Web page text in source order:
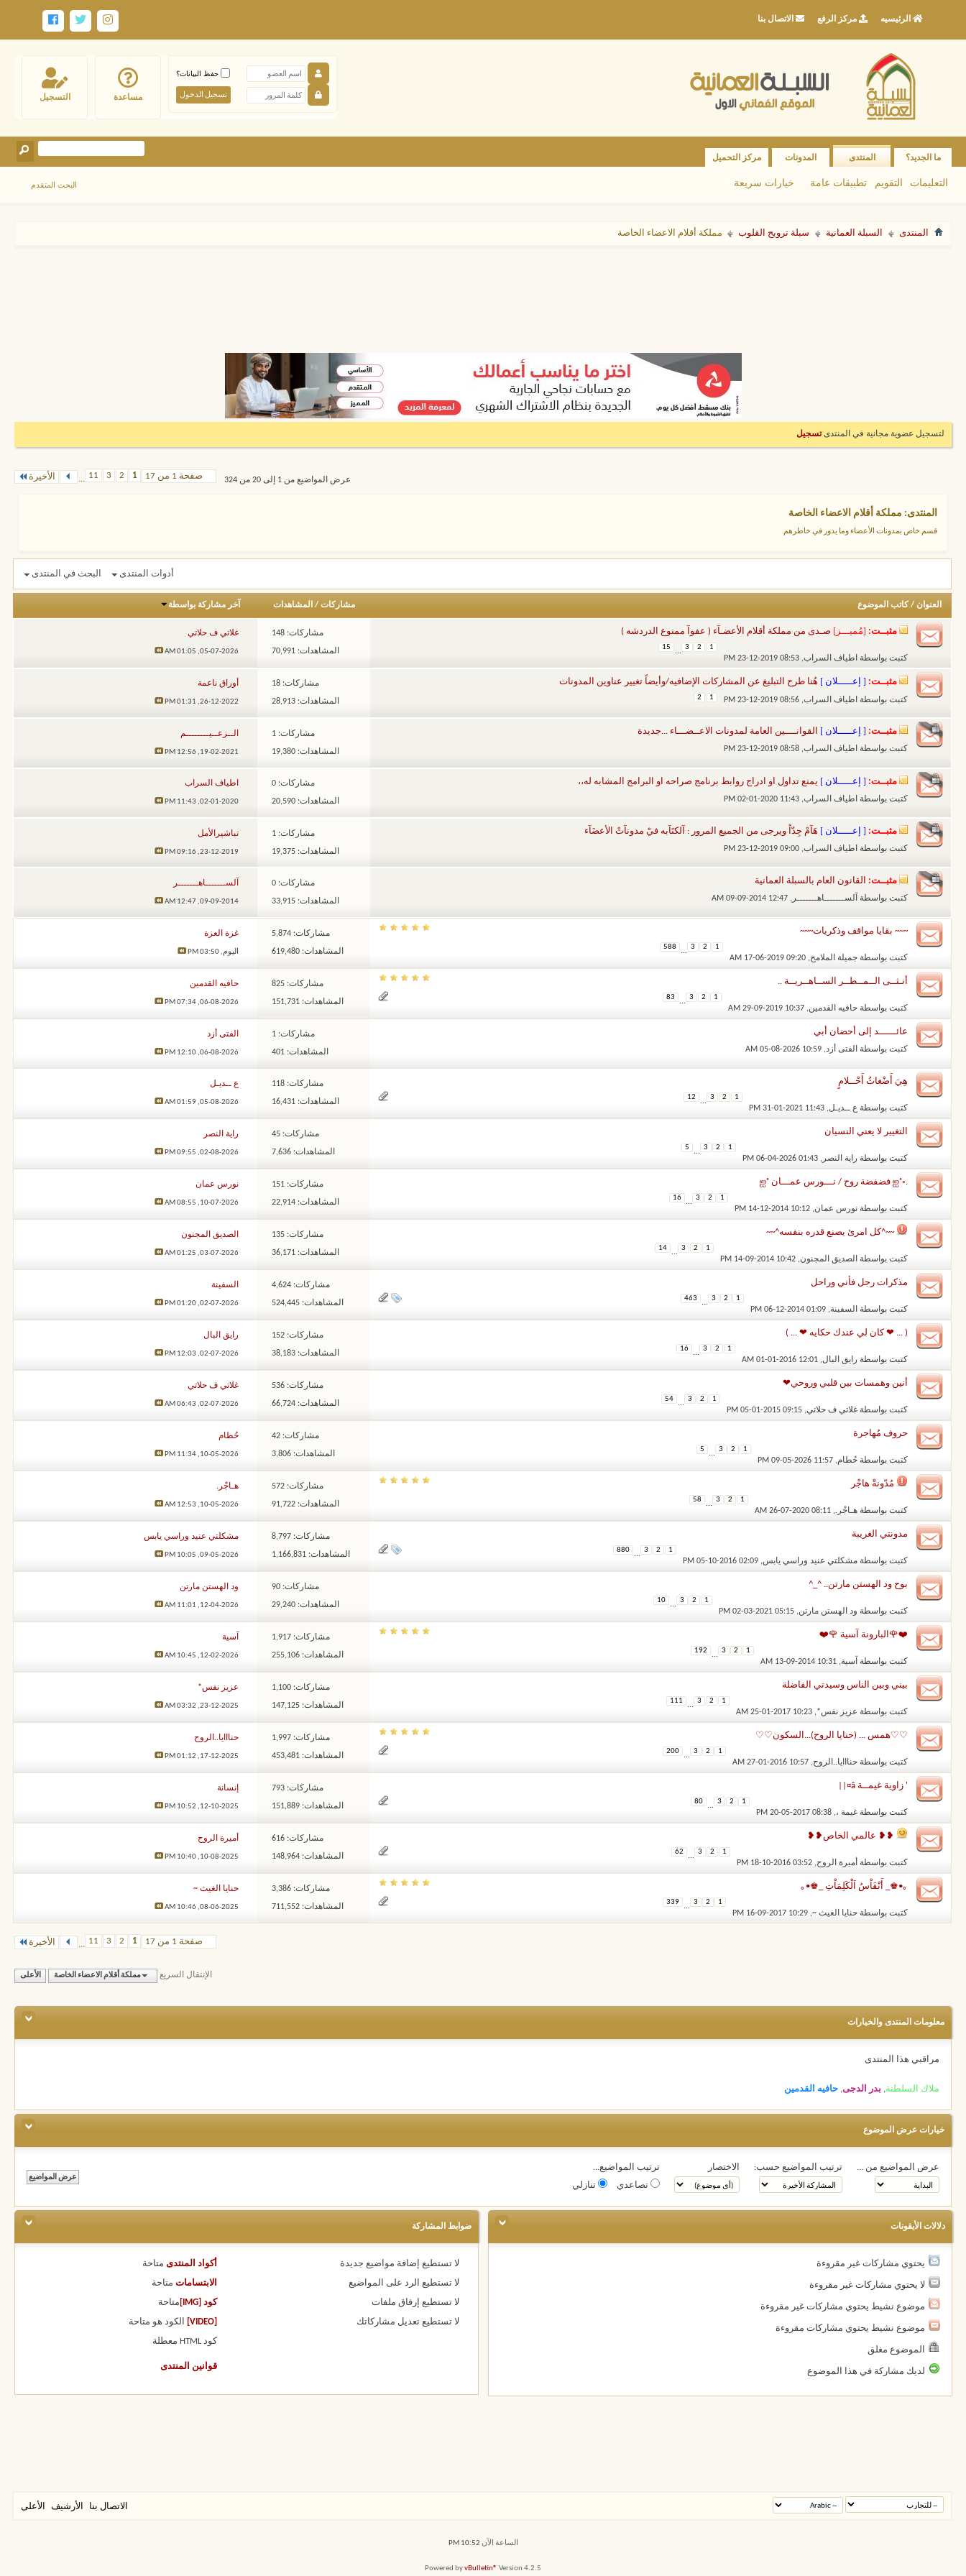
الرئيسيه مركز الرفع الاتصال بنا
التسجيل مساعدة
حفظ البيانات؟
ما الجديد؟ المنتدى
التعليمات التقويم تطبيقات عامة خيارات سريعة
المدونات مركز التحميل
البحث المتقدم
المنتدى السبلة العمانية سبلة ترويح القلوب مملكة أقلام الاعضاء الخاصة
لتسجيل عضوية مجانية في المنتدىتسجيل
صفحة 1 من 17 1
2
3
11
... الأخيرة عرض المواضيع من 1 إلى 20 من 324
المنتدى: مملكة أقلام الاعضاء الخاصة
قسم خاص بمدونات الأعضاء وما يدور في خاطرهم
أدوات المنتدى البحث في المنتدى
العنوان / كاتب الموضوع مشاركات/ المشاهدات آخر مشاركة بواسطة
مثبــت: [مُميـــز] صـدى من مملكة أقلام الأعضـآء ( عفوآ ممنوع الدردشه )
كتبت بواسطة اطياف السراب‏, 23-12-2019 08:53 PM
1
2
3
...
15
مشاركات: 148
المشاهدات: 70,991
غلاتي ف حلاتي
05-07-2026,
01:05 AM
مثبــت: [ إعـــــلان ] هُنا طرح التبليغ عن المشاركات الإضافيه/وأيضاً تغيير عناوين المدونات
كتبت بواسطة اطياف السراب‏, 23-12-2019 08:56 PM
1
2
مشاركات: 18
المشاهدات: 28,913
أوراق ناعمة
26-12-2022,
01:31 PM
مثبــت: [ إعـــــلان ] القوانــــين العامة لمدونات الاعــضـــاء ...جديدة
كتبت بواسطة اطياف السراب‏, 23-12-2019 08:58 PM
مشاركات: 1
المشاهدات: 19,380
الــزعــيــــــــم
19-02-2021,
12:56 PM
مثبــت: [ إعـــــلان ] يمنع تداول او ادراج روابط برنامج صراحه او البرامج المشابه له،،
كتبت بواسطة اطياف السراب‏, 02-01-2020 11:43 PM
مشاركات: 0
المشاهدات: 20,590
اطياف السراب
02-01-2020,
11:43 PM
مثبــت: [ إعـــــلان ] هَآمْ جِدّاً ويرجى من الجميع المرور : آلكتَآبه فيْ مدونآتْ الأعضَآء
كتبت بواسطة اطياف السراب‏, 23-12-2019 09:00 PM
مشاركات: 1
المشاهدات: 19,375
تباشيرالأمل
23-12-2019,
09:16 PM
مثبــت: القانون العام بالسبلة العمانية
كتبت بواسطة آلســـــــاهـــــــر ‏, 09-09-2014 12:47 AM
مشاركات: 0
المشاهدات: 33,915
آلســـــــاهـــــــر
09-09-2014,
12:47 AM
~~~ بقايا مواقف وذكريات~~~
كتبت بواسطة جميلة الملامح‏, 17-06-2019 09:20 AM
1
2
3
...
588
مشاركات: 5,874
المشاهدات: 619,480
غزة العزة
اليوم,03:50 PM
أنـثــى الــمــطــر الســاهــريــة ..
كتبت بواسطة حافيه القدمين‏, 29-09-2019 10:37 AM
1
2
3
...
83
مشاركات: 825
المشاهدات: 151,731
حافيه القدمين
06-08-2026,
07:34 PM
عائــــــد إلى أحضان أبي
كتبت بواسطة الفتى أزد‏, 05-08-2026 10:59 AM
مشاركات: 1
المشاهدات: 401
الفتى أزد
06-08-2026,
12:10 PM
هِيَ أَضْغاثُ أَحْــلامٍ
كتبت بواسطة ع ــديـل‏, 31-01-2021 11:43 PM
1
2
3
...
12
مشاركات: 118
المشاهدات: 16,431
ع ــديـل
05-08-2026,
01:59 AM
التغيير لا يعني النسيان
كتبت بواسطة راية النصر ‏, 06-04-2026 01:43 PM
1
2
3
...
5
مشاركات: 45
المشاهدات: 7,636
راية النصر
02-08-2026,
09:55 PM
.◦˚ஐ فضفضة روح / نـــورس عمـــان ˚ஐ
كتبت بواسطة نورس عمان‏, 14-12-2014 10:12 PM
1
2
3
...
16
مشاركات: 151
المشاهدات: 22,914
نورس عمان
10-07-2026,
08:55 AM
~~^كل امرئ يصنع قدره بنفسه^~~
كتبت بواسطة الصديق المجنون‏, 14-09-2014 10:42 PM
1
2
3
...
14
مشاركات: 135
المشاهدات: 36,171
الصديق المجنون
03-07-2026,
01:25 AM
مذكرات رجل فأني وراحل
كتبت بواسطة السفينة‏, 06-12-2014 01:09 PM
1
2
3
...
463
مشاركات: 4,624
المشاهدات: 524,445
السفينة
02-07-2026,
01:20 PM
( ... ❤ كان لي عندك حكايه ❤ ... )
كتبت بواسطة رايق البال‏, 01-01-2016 12:01 AM
1
2
3
...
16
مشاركات: 152
المشاهدات: 38,183
رايق البال
02-07-2026,
12:03 PM
أنين وهمسات بين قلبي وروحي❤
كتبت بواسطة غلاتي ف حلاتي‏, 05-01-2015 09:15 PM
1
2
3
...
54
مشاركات: 536
المشاهدات: 66,724
غلاتي ف حلاتي
02-07-2026,
06:43 AM
حروف مُهاجرة
كتبت بواسطة حُطام‏, 09-05-2026 11:57 PM
1
2
3
...
5
مشاركات: 42
المشاهدات: 3,806
حُطام
10-05-2026,
11:34 PM
مُدّونةْ هاجْر
كتبت بواسطة هـاجْر.‏, 26-07-2020 08:11 AM
1
2
3
...
58
مشاركات: 572
المشاهدات: 91,722
هـاجْر.
10-05-2026,
12:53 AM
مدونتي الغريبة
كتبت بواسطة مشكلتي عنيد وراسي يابس‏, 05-10-2016 02:09 PM
1
2
3
...
880
مشاركات: 8,797
المشاهدات: 1,166,831
مشكلتي عنيد وراسي يابس
09-05-2026,
10:05 PM
بوح ود الهستن مارتن.. ^_^
كتبت بواسطة ود الهستن مارتن‏, 02-03-2021 05:15 PM
1
2
3
...
10
مشاركات: 90
المشاهدات: 29,240
ود الهستن مارتن
12-04-2026,
11:01 AM
❤️🌹البارونة آسية 🌹❤️
كتبت بواسطة آسية‏, 13-09-2014 10:31 AM
1
2
3
...
192
مشاركات: 1,917
المشاهدات: 255,106
آسية
12-02-2026,
10:45 AM
بيني وبين الناس وسيدتي الفاضلة
كتبت بواسطة عزيز نفس*‏, 25-01-2017 10:23 AM
1
2
3
...
111
مشاركات: 1,100
المشاهدات: 147,125
عزيز نفس*
23-12-2025,
03:32 AM
♡♡همس ... (حنايا الروح)...السكون♡♡
كتبت بواسطة حنااايا..الروح‏, 27-01-2016 10:57 AM
1
2
3
...
200
مشاركات: 1,997
المشاهدات: 453,481
حنااايا..الروح
17-12-2025,
01:12 PM
' زاوية غيمــة â‌¤||
كتبت بواسطة غيمة ،‏, 20-05-2017 08:38 PM
1
2
3
...
80
مشاركات: 793
المشاهدات: 151,889
إنسانة
12-10-2025,
10:52 PM
❥❥ عالمي الخاص❥❥
كتبت بواسطة أميرة الروح‏, 18-10-2016 03:52 PM
1
2
3
...
62
مشاركات: 616
المشاهدات: 148,964
أميرة الروح
10-08-2025,
10:40 PM
｡•♚_ أَنْفَاْسُ اَلْكَلِمَاْتِ _♚•｡
كتبت بواسطة حنايا الغيث ~‏, 16-09-2017 10:29 PM
1
2
3
...
339
مشاركات: 3,386
المشاهدات: 711,552
حنايا الغيث ~
08-06-2025,
10:46 AM
صفحة 1 من 17 1
2
3
11
... الأخيرة
الإنتقال السريع مملكة أقلام الاعضاء الخاصة الأعلى
معلومات المنتدى والخيارات
مراقبي هذا المنتدى
ملاك السلطنة, بدر الدجى, حافيه القدمين
خيارات عرض الموضوع
عرض المواضيع من ... ترتيب المواضيع حسب: الاختصار
ترتيب المواضيع...
تصاعدي
تنازلي
دلالات الأيقونات
يحتوي مشاركات غير مقروءة
لا يحتوي مشاركات غير مقروءة
موضوع نشيط يحتوي مشاركات غير مقروءة
موضوع نشيط يحتوي مشاركات مقروءة
الموضوع مغلق
لديك مشاركة في هذا الموضوع
ضوابط المشاركة
لا تستطيع إضافة مواضيع جديدة
لا تستطيع الرد على المواضيع
لا تستطيع إرفاق ملفات
لا تستطيع تعديل مشاركاتك
أكواد المنتدى متاحة
الابتسامات متاحة
كود [IMG] متاحة
الكود هو متاحة
كود HTML معطلة
قوانين المنتدى
الاتصال بنا الأرشيف الأعلى
الساعة الآن 10:52 PM
Powered byvBulletin® Version 4.2.5